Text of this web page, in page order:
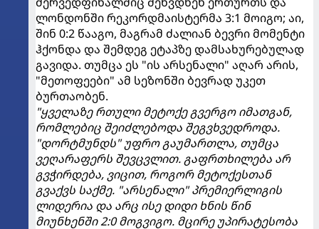
ლონდონში რეკორდმაისტერმა 3:1 მოიგო; აი,
შინ 0:2 წააგო, მაგრამ ძალიან ბევრი მომენტი
ჰქონდა და შემდეგ ეტაპზე დამსახურებულად
გავიდა. თუმცა ეს "ის არსენალი" აღარ არის,
"მეთოფეები" ამ სეზონში ბევრად უკეთ
ბურთაობენ.
"ყველაზე რთული მეტოქე გვერგო იმათგან,
რომლებიც შეიძლებოდა შეგვხვედროდა.
"დორტმუნდს" უფრო გაუმართლა, თუმცა
ვეღარაფერს შევცვლით. გაფრთხილება არ
გვჭირდება, ვიცით, როგორ მეტოქესთან
გვაქვს საქმე. "არსენალი" პრემიერლიგის
ლიდერია და არც ისე დიდი ხნის წინ
მიუნხენში 2:0 მოგვიგო. მცირე უპირატესობა